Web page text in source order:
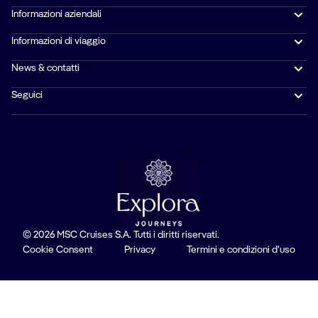
Informazioni aziendali
Informazioni di viaggio
News & contatti
Seguici
© 2026 MSC Cruises S.A. Tutti i diritti riservati.
Cookie Consent
Privacy Termini e condizioni d'uso